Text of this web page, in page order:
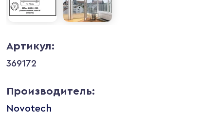
Артикул:
369172
Производитель:
Novotech